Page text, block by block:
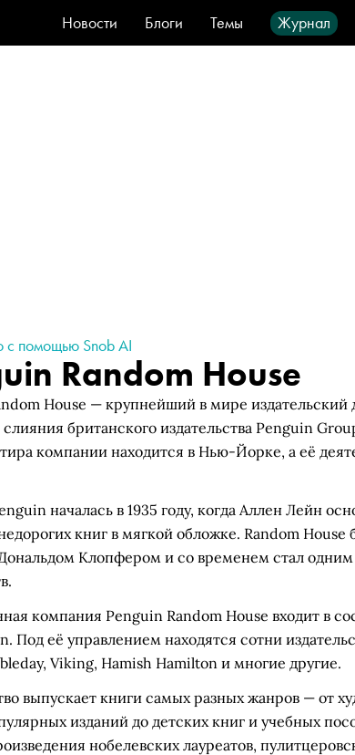
Новости Блоги Темы Журнал
Стиль
Видео Город
с помощью Snob AI
Random House
House — крупнейший в мире издательский
слияния британского издательства Penguin
компании находится в Нью-Йорке, а её
началась в 1935 году, когда Аллен Лейн
книг в мягкой обложке. Random House
Клопфером и со временем стал одним
компания Penguin Random House входит в
Под её управлением находятся сотни
Viking, Hamish Hamilton и многие другие.
выпускает книги самых разных жанров — от
изданий до детских книг и учебных
нобелевских лауреатов,